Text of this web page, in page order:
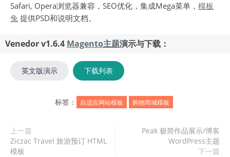
Safari, Opera浏览器兼容，SEO优化，集成Mega菜单， 模板
兔 提供PSD和说明文档。
Venedor v1.6.4 Magento主题演示与下载：
英文版演示 下载列表
标签： 自适应网站模板 购物商城模板
上一篇
Ziczac Travel 旅游预订 HTML
模板
Peak 极简作品展示/博客
WordPress主题
下一篇